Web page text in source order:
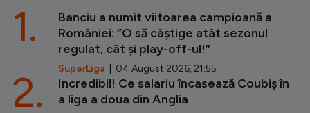
Banciu a numit viitoarea campioană a
României: ”O să câștige atât sezonul
regulat, cât și play-off-ul!”
SuperLiga | 04 August 2026, 21:55
1.
Incredibil! Ce salariu încasează Coubiș în
a liga a doua din Anglia
2.